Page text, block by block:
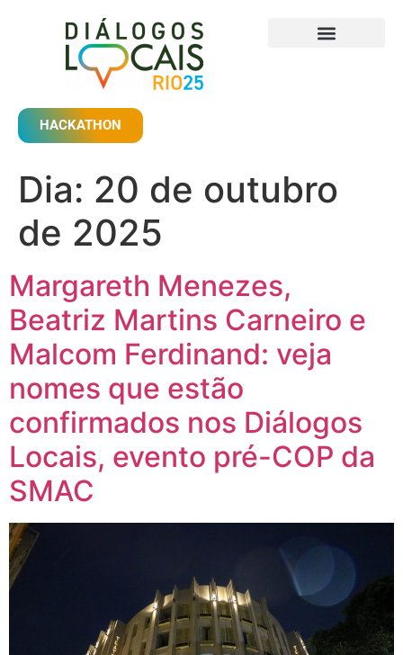
HACKATHON
Dia: 20 de outubro
de 2025
Margareth Menezes,
Beatriz Martins Carneiro e
Malcom Ferdinand: veja
nomes que estão
confirmados nos Diálogos
Locais, evento pré-COP da
SMAC